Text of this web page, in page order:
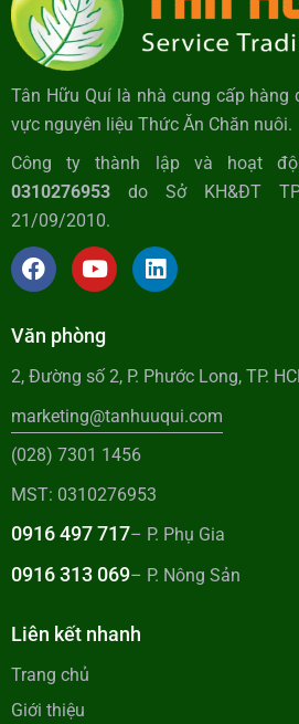
Tân Hữu Quí là nhà cung cấp hàng
vực nguyên liệu Thức Ăn Chăn nuôi.
Công ty thành lập và hoạt
0310276953 do Sở KH&ĐT
21/09/2010.
Văn phòng
2, Đường số 2, P. Phước Long, TP.
marketing@tanhuuqui.com
(028) 7301 1456
MST: 0310276953
0916 497 717– P. Phụ Gia
0916 313 069– P. Nông Sản
Liên kết nhanh
Trang chủ
Giới thiệu